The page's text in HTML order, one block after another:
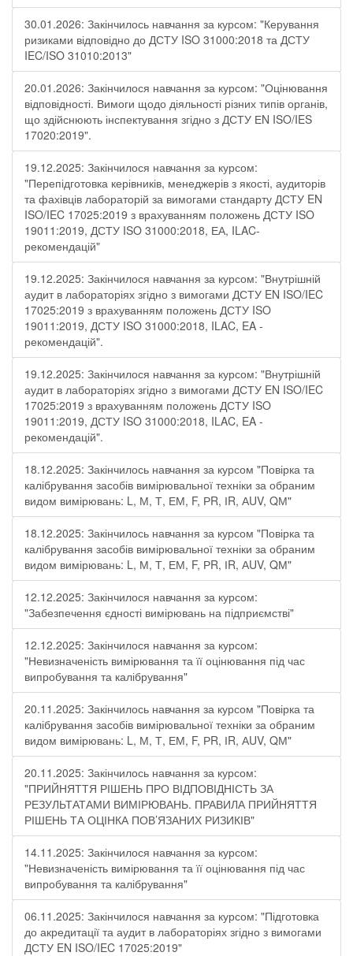
30.01.2026: Закінчилось навчання за курсом: "Керування
ризиками відповідно до ДСТУ ISO 31000:2018 та ДСТУ
IEC/ISO 31010:2013"
20.01.2026: Закінчилося навчання за курсом: "Оцінювання
відповідності. Вимоги щодо діяльності різних типів органів,
що здійснюють інспектування згідно з ДСТУ ЕN ISO/IES
17020:2019".
19.12.2025: Закінчилося навчання за курсом:
"Перепідготовка керівників, менеджерів з якості, аудиторів
та фахівців лабораторій за вимогами стандарту ДСТУ EN
ISO/IEC 17025:2019 з врахуванням положень ДСТУ ISO
19011:2019, ДСТУ ISO 31000:2018, ЕА, ILAC-
рекомендацій"
19.12.2025: Закінчилося навчання за курсом: "Внутрішній
аудит в лабораторіях згідно з вимогами ДСТУ EN ISO/IEC
17025:2019 з врахуванням положень ДСТУ ISO
19011:2019, ДСТУ ISO 31000:2018, ILAC, EA -
рекомендацій".
19.12.2025: Закінчилося навчання за курсом: "Внутрішній
аудит в лабораторіях згідно з вимогами ДСТУ EN ISO/IEC
17025:2019 з врахуванням положень ДСТУ ISO
19011:2019, ДСТУ ISO 31000:2018, ILAC, EA -
рекомендацій".
18.12.2025: Закінчилось навчання за курсом "Повірка та
калібрування засобів вимірювальної техніки за обраним
видом вимірювань: L, М, Т, ЕМ, F, РR, ІR, АUV, QМ"
18.12.2025: Закінчилось навчання за курсом "Повірка та
калібрування засобів вимірювальної техніки за обраним
видом вимірювань: L, М, Т, ЕМ, F, РR, ІR, АUV, QМ"
12.12.2025: Закінчилося навчання за курсом:
"Забезпечення єдності вимірювань на підприємстві"
12.12.2025: Закінчилося навчання за курсом:
"Невизначеність вимірювання та її оцінювання під час
випробування та калібрування"
20.11.2025: Закінчилось навчання за курсом "Повірка та
калібрування засобів вимірювальної техніки за обраним
видом вимірювань: L, М, Т, ЕМ, F, РR, ІR, АUV, QМ"
20.11.2025: Закінчилось навчання за курсом:
"ПРИЙНЯТТЯ РІШЕНЬ ПРО ВІДПОВІДНІСТЬ ЗА
РЕЗУЛЬТАТАМИ ВИМІРЮВАНЬ. ПРАВИЛА ПРИЙНЯТТЯ
РІШЕНЬ ТА ОЦІНКА ПОВ’ЯЗАНИХ РИЗИКІВ"
14.11.2025: Закінчилося навчання за курсом:
"Невизначеність вимірювання та її оцінювання під час
випробування та калібрування"
06.11.2025: Закінчилося навчання за курсом: "Підготовка
до акредитації та аудит в лабораторіях згідно з вимогами
ДСТУ EN ISO/IEC 17025:2019"